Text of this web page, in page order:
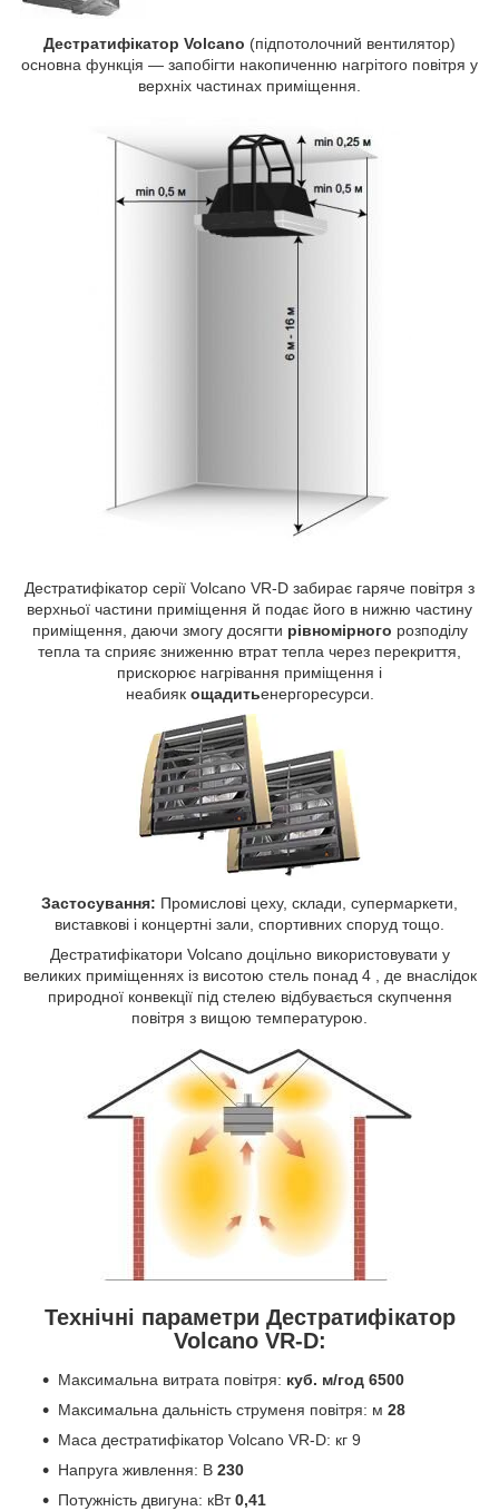
Дестратифікатор Volcano (підпотолочний вентилятор)
основна функція — запобігти накопиченню нагрітого повітря у
верхніх частинах приміщення.
Дестратифікатор серії Volcano VR-D забирає гаряче повітря з
верхньої частини приміщення й подає його в нижню частину
приміщення, даючи змогу досягти рівномірного розподілу
тепла та сприяє зниженню втрат тепла через перекриття,
прискорює нагрівання приміщення і
неабияк ощадитьенергоресурси.
Застосування: Промислові цеху, склади, супермаркети,
виставкові і концертні зали, спортивних споруд тощо.
Дестратифікатори Volcano доцільно використовувати у
великих приміщеннях із висотою стель понад 4 , де внаслідок
природної конвекції під стелею відбувається скупчення
повітря з вищою температурою.
Технічні параметри Дестратифікатор
Volcano VR-D:
Максимальна витрата повітря: куб. м/год 6500
Максимальна дальність струменя повітря: м 28
Маса дестратифікатор Volcano VR-D: кг 9
Напруга живлення: В 230
Потужність двигуна: кВт0,41